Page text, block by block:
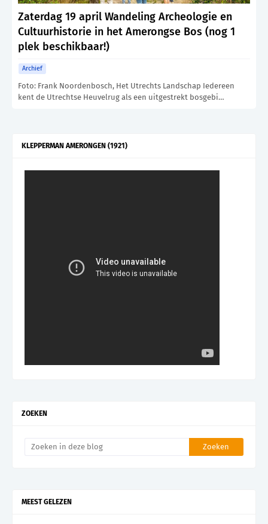
Zaterdag 19 april Wandeling Archeologie en
Cultuurhistorie in het Amerongse Bos (nog 1
plek beschikbaar!)
Archief
Foto: Frank Noordenbosch, Het Utrechts Landschap Iedereen
kent de Utrechtse Heuvelrug als een uitgestrekt bosgebi…
KLEPPERMAN AMERONGEN (1921)
ZOEKEN
MEEST GELEZEN